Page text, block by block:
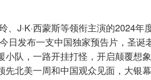
、J·K·西蒙斯等领衔主演的2024年
日发布一支中国独家预告片，圣诞
小队，一路开挂打怪，开启颠覆想
北美一周和中国观众见面，大银